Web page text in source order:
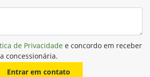
de Privacidade e concordo em receber
concessionária.
Entrar em contato